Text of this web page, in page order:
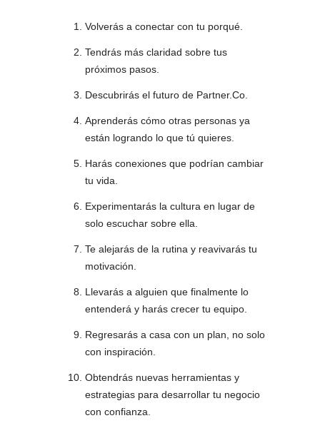
Volverás a conectar con tu porqué.
Tendrás más claridad sobre tus
próximos pasos.
Descubrirás el futuro de Partner.Co.
Aprenderás cómo otras personas ya
están logrando lo que tú quieres.
Harás conexiones que podrían cambiar
tu vida.
Experimentarás la cultura en lugar de
solo escuchar sobre ella.
Te alejarás de la rutina y reavivarás tu
motivación.
Llevarás a alguien que finalmente lo
entenderá y harás crecer tu equipo.
Regresarás a casa con un plan, no solo
con inspiración.
Obtendrás nuevas herramientas y
estrategias para desarrollar tu negocio
con confianza.